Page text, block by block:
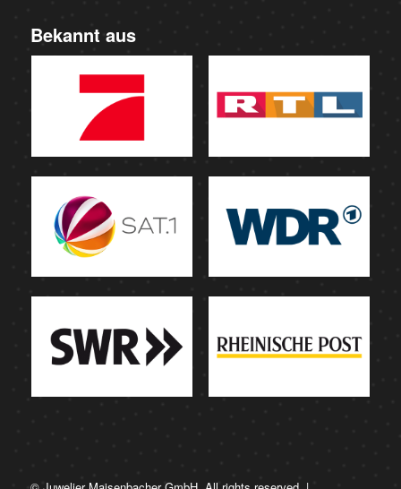
Bekannt aus